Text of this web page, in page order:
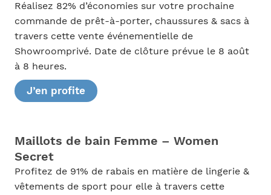
Réalisez 82% d’économies sur votre prochaine
commande de prêt-à-porter, chaussures & sacs à
travers cette vente événementielle de
Showroomprivé. Date de clôture prévue le 8 août
à 8 heures.
J’en profite
Maillots de bain Femme – Women
Secret
Profitez de 91% de rabais en matière de lingerie &
vêtements de sport pour elle à travers cette